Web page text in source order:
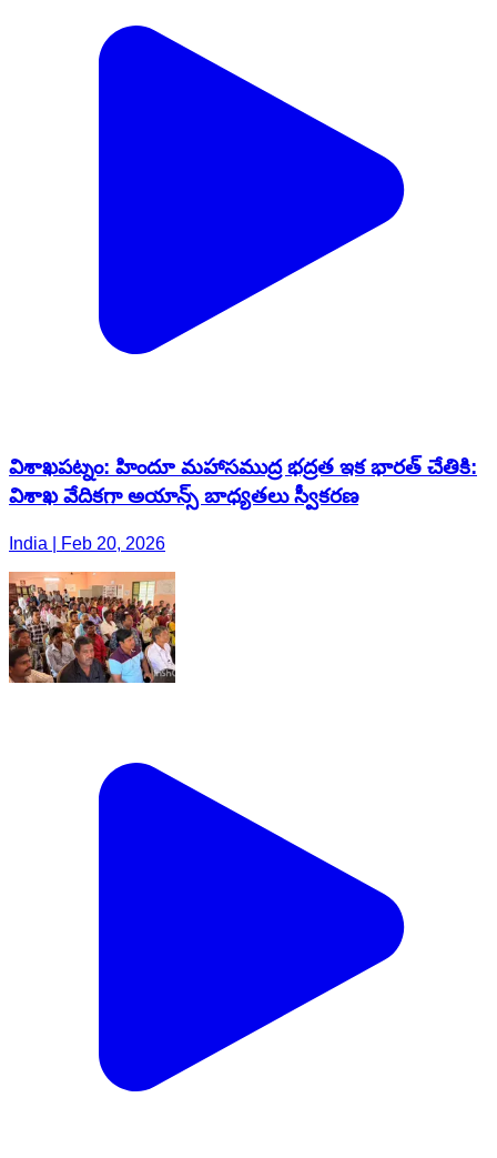
విశాఖపట్నం: హిందూ మహాసముద్ర భద్రత ఇక భారత్ చేతికి:
విశాఖ వేదికగా అయాన్స్ బాధ్యతలు స్వీకరణ
India | Feb 20, 2026